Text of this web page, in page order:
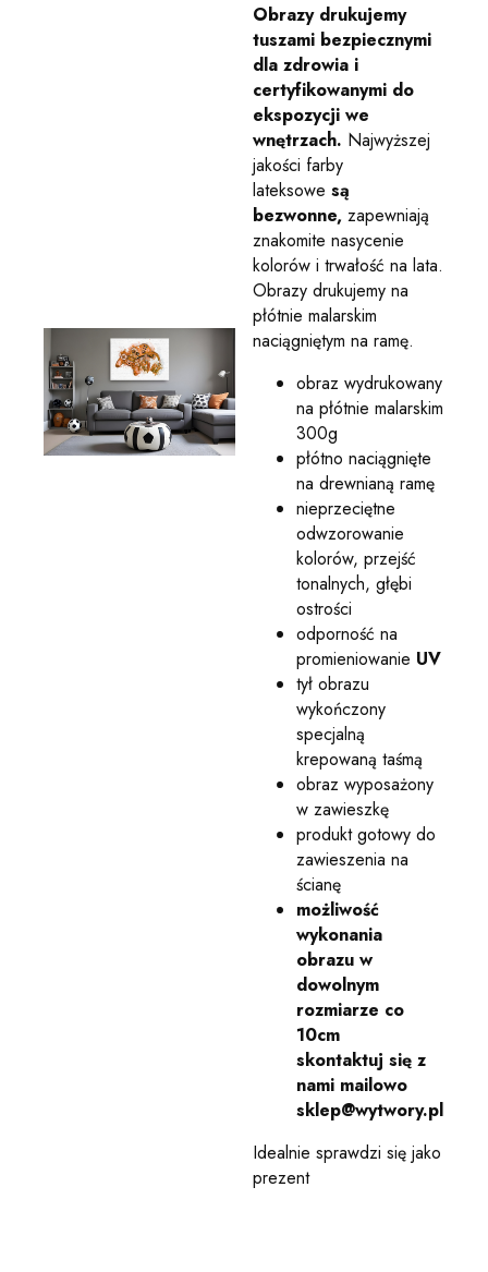
Obrazy drukujemy
tuszami bezpiecznymi
dla zdrowia i
certyfikowanymi do
ekspozycji we
wnętrzach. Najwyższej
jakości farby
lateksowe są
bezwonne, zapewniają
znakomite nasycenie
kolorów i trwałość na lata.
Obrazy drukujemy na
płótnie malarskim
naciągniętym na ramę.
obraz wydrukowany
na płótnie malarskim
300g
płótno naciągnięte
na drewnianą ramę
nieprzeciętne
odwzorowanie
kolorów, przejść
tonalnych, głębi
ostrości
odporność na
promieniowanie UV
tył obrazu
wykończony
specjalną
krepowaną taśmą
obraz wyposażony
w zawieszkę
produkt gotowy do
zawieszenia na
ścianę
możliwość
wykonania
obrazu w
dowolnym
rozmiarze co
10cm
skontaktuj się z
nami mailowo
sklep@wytwory.pl
Idealnie sprawdzi się jako
prezent